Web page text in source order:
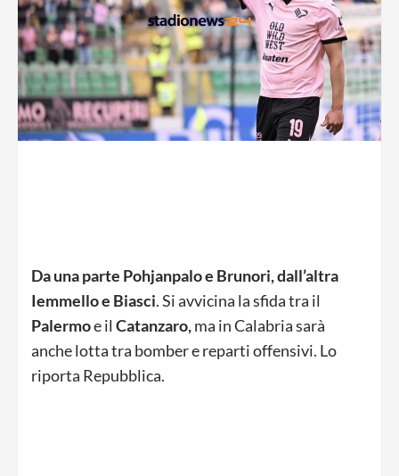
Da una parte Pohjanpalo e Brunori, dall’altra
Iemmello e Biasci. Si avvicina la sfida tra il
Palermoe il Catanzaro,ma in Calabria sarà
anche lotta tra bomber e reparti offensivi. Lo
riporta Repubblica.